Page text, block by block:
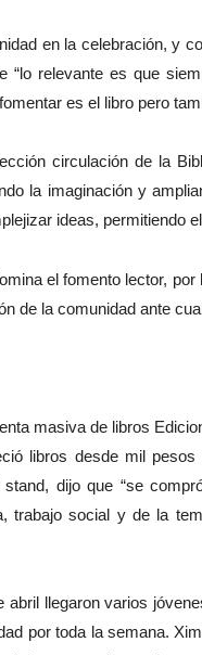
en la celebración, y
“lo relevante es que
es el libro pero
circulación de la
la imaginación y
ideas, permitiendo
el fomento lector,
de la comunidad ante
masiva de libros
libros desde mil
dijo que “se
trabajo social y de la
llegaron varios
por toda la semana.